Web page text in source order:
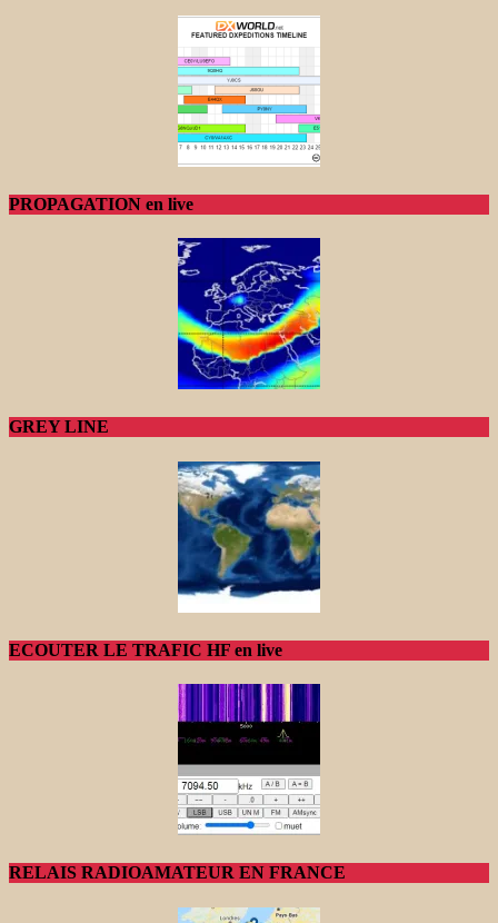
PROPAGATION en live
GREY LINE
ECOUTER LE TRAFIC HF en live
RELAIS RADIOAMATEUR EN FRANCE